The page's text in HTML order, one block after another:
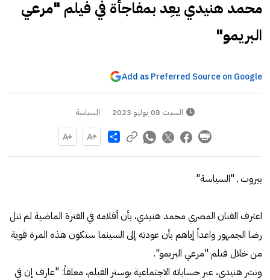
محمد هنيدي يعِد بمفاجأة في فيلم "مرعي
البريمو"
Add as Preferred Source on Google
السبت 08 يوليو 2023 السياسة
Share
بيروت ـ "السياسة"
اعترف الفنان المصري محمد هنيدي، بأن أفلامه في الفترة الماضية لم تنل
رضا الجمهور واعداً إياهم بأن عودته إلى السينما ستكون هذه المرة قوية
من خلال فيلم "مرعي البريمو".
ونشر هنيدي، عبر حساباته الاجتماعية بوستر الفيلم، معلقاً: "عارف إن في